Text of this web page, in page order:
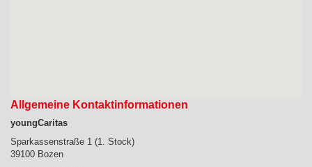
Allgemeine Kontaktinformationen
youngCaritas
Sparkassenstraße 1 (1. Stock)
39100 Bozen